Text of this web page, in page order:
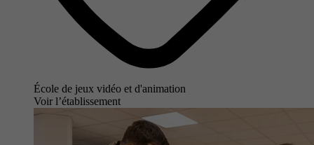
École de jeux vidéo et d'animation
Voir l’établissement